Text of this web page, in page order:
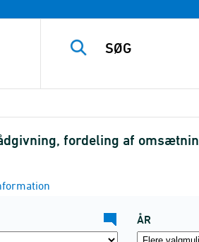
fordeling af
ÅR